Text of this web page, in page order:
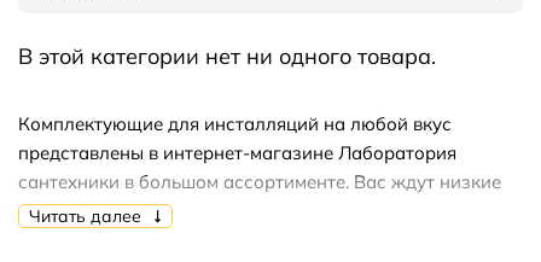
В этой категории нет ни одного товара.
Комплектующие для инсталляций на любой вкус
представлены в интернет-магазине Лаборатория
сантехники в большом ассортименте. Вас ждут низкие
цены на продукцию,акции,скидки,распродажи.
Читать далее